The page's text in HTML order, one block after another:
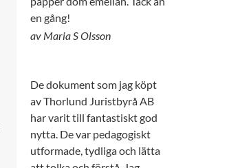
en gång!
av Maria S Olsson
De dokument som jag köpt
av Thorlund Juristbyrå AB
har varit till fantastiskt god
nytta. De var pedagogiskt
utformade, tydliga och lätta